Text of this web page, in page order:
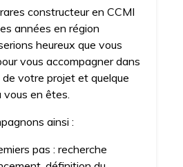
constructeur en CCMI
années en région
heureux que vous
vous accompagner dans
votre projet et quelque
vous en êtes.
ainsi :
pas : recherche